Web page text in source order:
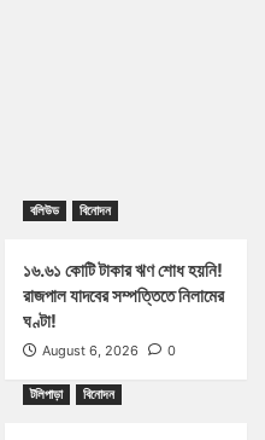
বলিউড বিনোদন
১৬.৬১ কোটি টাকার ঋণ শোধ হয়নি!
রাজপাল যাদবের সম্পত্তিতে নিলামের
ঘণ্টা!
August 6, 2026 0
টলিপাড়া বিনোদন